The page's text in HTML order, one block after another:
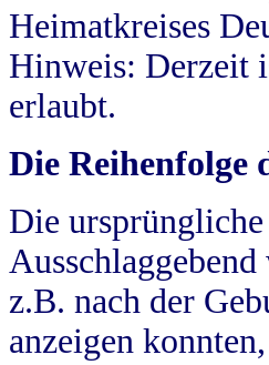
Heimatkreises
Hinweis: Derzeit
erlaubt.
Die Reihenfolge
Die
z.B. nach der
anzeigen